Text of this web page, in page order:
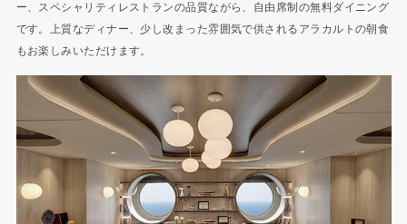
ー、スペシャリティレストランの品質ながら、自由席制の無料ダイニング
です。上質なディナー、少し改まった雰囲気で供されるアラカルトの朝食
もお楽しみいただけます。